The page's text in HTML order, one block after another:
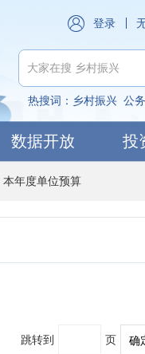
登录
热搜词： 乡村振兴 公
数据开放 投
本年度单位预算
跳转到 页 确